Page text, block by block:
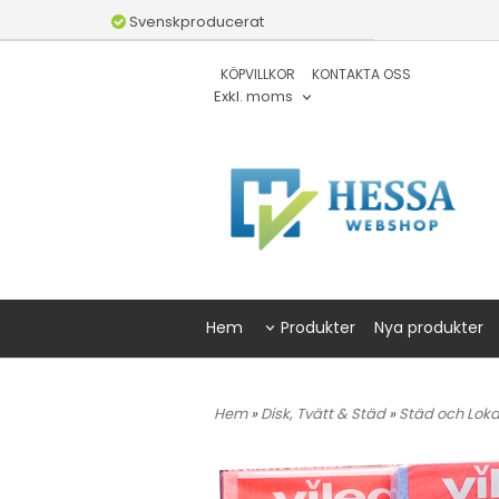
Svenskproducerat
KÖPVILLKOR KONTAKTA OSS
Exkl. moms
Hem Produkter Nya produkter
Hem»Disk, Tvätt & Städ»Städ och